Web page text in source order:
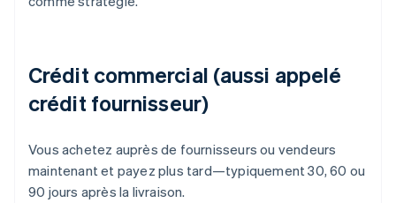
Crédit commercial (aussi appelé
crédit fournisseur)
Vous achetez auprès de fournisseurs ou vendeurs
maintenant et payez plus tard—typiquement 30, 60 ou
90 jours après la livraison.